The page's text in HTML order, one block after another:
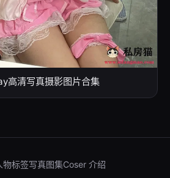
高清写真摄影图片合集
物标签写真图集Coser 介绍